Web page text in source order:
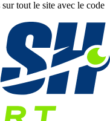
tout le site avec le code